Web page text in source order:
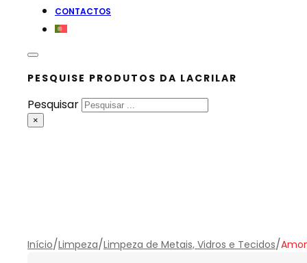
CONTACTOS
PESQUISE PRODUTOS DA LACRILAR
Pesquisar
×
Início/Limpeza/Limpeza de Metais, Vidros e Tecidos/